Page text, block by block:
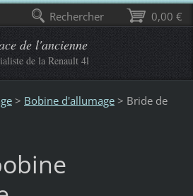
de l'ancienne
de la Renault 4l
> Bobine d'allumage > Bride de
0,00 €
Rechercher